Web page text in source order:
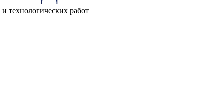
технологических работ